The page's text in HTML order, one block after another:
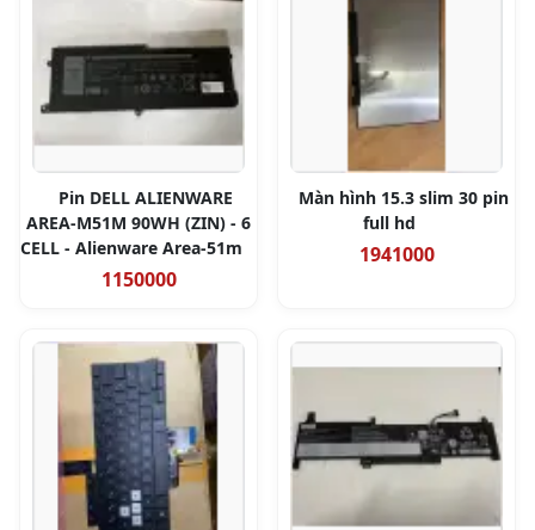
Pin DELL ALIENWARE
AREA-M51M 90WH (ZIN) - 6
CELL - Alienware Area-51m
1150000
Màn hình 15.3 slim 30 pin
full hd
1941000